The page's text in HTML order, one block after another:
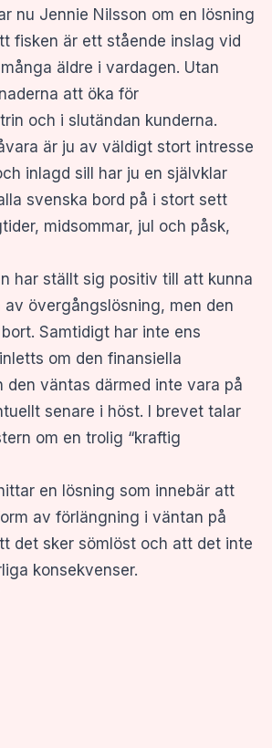
nu Jennie Nilsson om en lösning
fisken är ett stående inslag vid
äldre i vardagen. Utan
att öka för
och i slutändan kunderna.
är ju av väldigt stort intresse
inlagd sill har ju en självklar
svenska bord på i stort sett
midsommar, jul och påsk,
har ställt sig positiv till att kunna
övergångslösning, men den
Samtidigt har inte ens
om den finansiella
den väntas därmed inte vara på
senare i höst. I brevet talar
om en trolig “kraftig
en lösning som innebär att
av förlängning i väntan på
det sker sömlöst och att det inte
konsekvenser.